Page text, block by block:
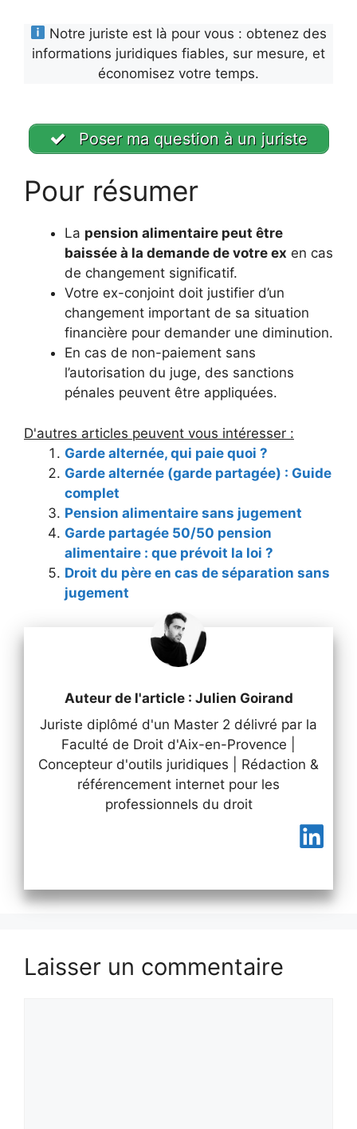
Notre juriste est là pour vous : obtenez des
informations juridiques fiables, sur mesure, et
économisez votre temps.
Poser ma question à un juriste
Pour résumer
La pension alimentaire peut être
baissée à la demande de votre ex en cas
de changement significatif.
Votre ex-conjoint doit justifier d’un
changement important de sa situation
financière pour demander une diminution.
En cas de non-paiement sans
l’autorisation du juge, des sanctions
pénales peuvent être appliquées.
D'autres articles peuvent vous intéresser :
Garde alternée, qui paie quoi ?
Garde alternée (garde partagée) : Guide
complet
Pension alimentaire sans jugement
Garde partagée 50/50 pension
alimentaire : que prévoit la loi ?
Droit du père en cas de séparation sans
jugement
Auteur de l'article : Julien Goirand
Juriste diplômé d'un Master 2 délivré par la
Faculté de Droit d'Aix-en-Provence |
Concepteur d'outils juridiques | Rédaction &
référencement internet pour les
professionnels du droit
Laisser un commentaire